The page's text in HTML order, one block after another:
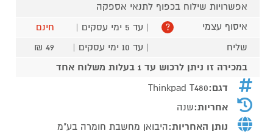
אפשרויות שילוח בכפוף לתנאי אספקה
איסוף עצמי
? | עד 5 ימי עסקים |
חינם
שליח
| עד 10 ימי עסקים |
49 ₪
במכירה זו ניתן לרכוש עד 1 בעלות משלוח אחד
דגם:Thinkpad T480
אחריות:שנה
נותן האחריות:היבואן מחשבת חומרה בע"מ